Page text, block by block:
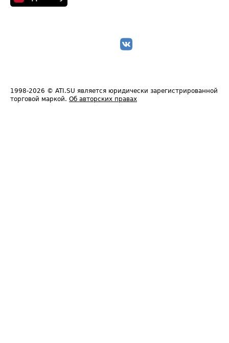
1998-2026 © ATI.SU является юридически зарегистрированной
торговой маркой. Об авторских правах